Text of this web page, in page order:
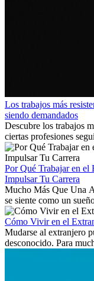
Los trabajos más
siendo demandados
Descubre los trabajos
ciertas profesiones
Aprende qué
existen a nivel
Por Qué Trabajar en el
Impulsar Tu Carrera
Mucho Más Que Una
se siente como un
culturas. Pero más allá
Cómo Vivir en el
Mudarse al extranjero
desconocido. Para